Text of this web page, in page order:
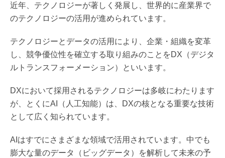
近年、テクノロジーが著しく発展し、世界的に産業界で
のテクノロジーの活用が進められています。
テクノロジーとデータの活用により、企業・組織を変革
し、競争優位性を確立する取り組みのことをDX（デジタ
ルトランスフォーメーション）といいます。
DXにおいて採用されるテクノロジーは多岐にわたります
が、とくにAI（人工知能）は、DXの核となる重要な技術
として広く知られています。
AIはすでにさまざまな領域で活用されています。中でも
膨大な量のデータ（ビッグデータ）を解析して未来の予